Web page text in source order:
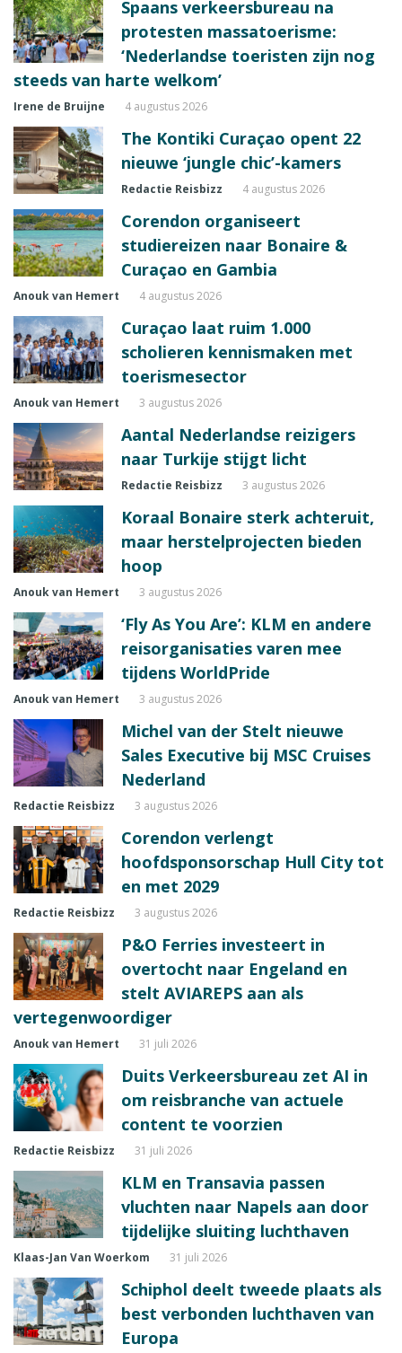
Spaans verkeersbureau na
protesten massatoerisme:
‘Nederlandse toeristen zijn nog
steeds van harte welkom’
Irene de Bruijne 4 augustus 2026
The Kontiki Curaçao opent 22
nieuwe ‘jungle chic’-kamers
Redactie Reisbizz 4 augustus 2026
Corendon organiseert
studiereizen naar Bonaire &
Curaçao en Gambia
Anouk van Hemert 4 augustus 2026
Curaçao laat ruim 1.000
scholieren kennismaken met
toerismesector
Anouk van Hemert 3 augustus 2026
Aantal Nederlandse reizigers
naar Turkije stijgt licht
Redactie Reisbizz 3 augustus 2026
Koraal Bonaire sterk achteruit,
maar herstelprojecten bieden
hoop
Anouk van Hemert 3 augustus 2026
‘Fly As You Are’: KLM en andere
reisorganisaties varen mee
tijdens WorldPride
Anouk van Hemert 3 augustus 2026
Michel van der Stelt nieuwe
Sales Executive bij MSC Cruises
Nederland
Redactie Reisbizz 3 augustus 2026
Corendon verlengt
hoofdsponsorschap Hull City tot
en met 2029
Redactie Reisbizz 3 augustus 2026
P&O Ferries investeert in
overtocht naar Engeland en
stelt AVIAREPS aan als
vertegenwoordiger
Anouk van Hemert 31 juli 2026
Duits Verkeersbureau zet AI in
om reisbranche van actuele
content te voorzien
Redactie Reisbizz 31 juli 2026
KLM en Transavia passen
vluchten naar Napels aan door
tijdelijke sluiting luchthaven
Klaas-Jan Van Woerkom 31 juli 2026
Schiphol deelt tweede plaats als
best verbonden luchthaven van
Europa